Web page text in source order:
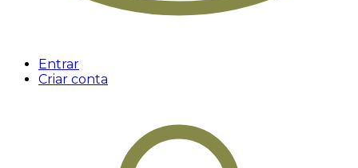
Entrar
Criar conta